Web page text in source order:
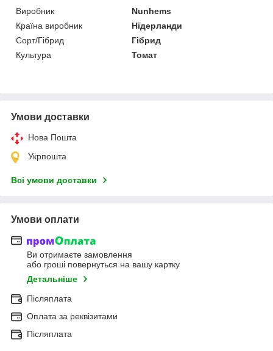
Виробник
Nunhems
Країна виробник
Нідерланди
Сорт/Гібрид
Гібрид
Культура
Томат
Умови доставки
Нова Пошта
Укрпошта
Всі умови доставки
Умови оплати
Ви отримаєте замовлення
або гроші повернуться на вашу картку
Детальніше
Післяплата
Оплата за реквізитами
Післяплата